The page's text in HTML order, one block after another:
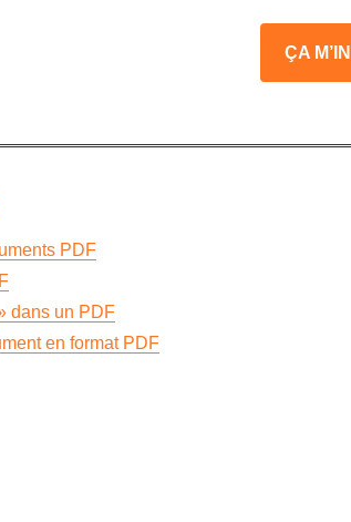
ÇA
PDF
dans un PDF
en format PDF